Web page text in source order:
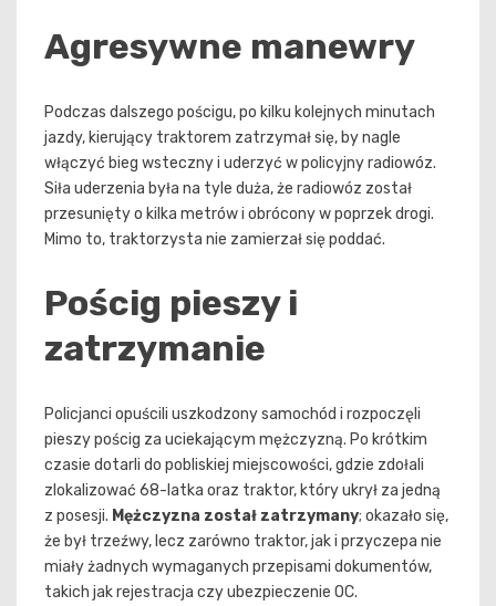
Agresywne manewry
Podczas dalszego pościgu, po kilku kolejnych minutach
jazdy, kierujący traktorem zatrzymał się, by nagle
włączyć bieg wsteczny i uderzyć w policyjny radiowóz.
Siła uderzenia była na tyle duża, że radiowóz został
przesunięty o kilka metrów i obrócony w poprzek drogi.
Mimo to, traktorzysta nie zamierzał się poddać.
Pościg pieszy i
zatrzymanie
Policjanci opuścili uszkodzony samochód i rozpoczęli
pieszy pościg za uciekającym mężczyzną. Po krótkim
czasie dotarli do pobliskiej miejscowości, gdzie zdołali
zlokalizować 68-latka oraz traktor, który ukrył za jedną
z posesji. Mężczyzna został zatrzymany; okazało się,
że był trzeźwy, lecz zarówno traktor, jak i przyczepa nie
miały żadnych wymaganych przepisami dokumentów,
takich jak rejestracja czy ubezpieczenie OC.